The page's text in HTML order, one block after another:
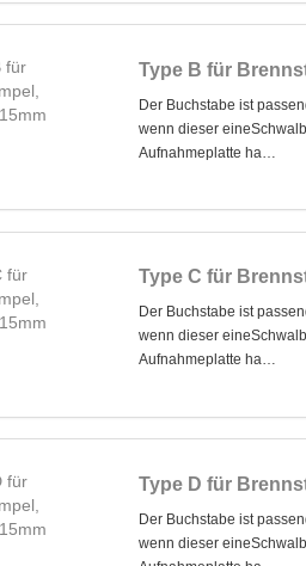
Type B für
Der Buchstabe ist
wenn dieser
Aufnahmeplatte ha…
Type C für
Der Buchstabe ist
wenn dieser
Aufnahmeplatte ha…
Type D für
Der Buchstabe ist
wenn dieser